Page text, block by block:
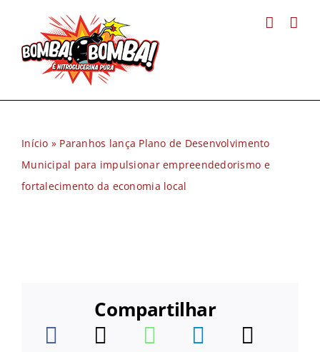
conteúdo
Início » Paranhos lança Plano de Desenvolvimento
Municipal para impulsionar empreendedorismo e
fortalecimento da economia local
Compartilhar